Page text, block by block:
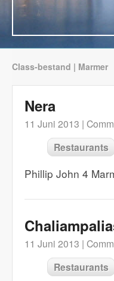
Class-bestand | Marmer
Nera
11 Juni 2013 |
Restaurants
Phillip John 4
11 Juni 2013 |
Restaurants